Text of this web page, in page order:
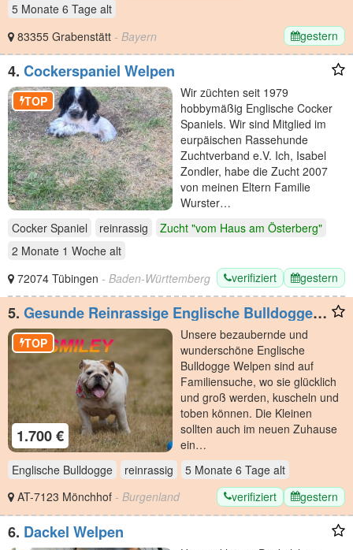
5 Monate 6 Tage alt
83355 Grabenstätt - Bayern gestern
4. Cockerspaniel Welpen
TOP
Wir züchten seit 1979
hobbymäßig Englische Cocker
Spaniels. Wir sind Mitglied im
eurpäischen Rassehunde
Zuchtverband e.V. Ich, Isabel
Zondler, habe die Zucht 2007
von meinen Eltern Familie
Wurster…
Cocker Spaniel
reinrassig
Zucht "vom Haus am Österberg"
2 Monate 1 Woche alt
72074 Tübingen - Baden-Württemberg verifiziert gestern
5. Gesunde Reinrassige Englische Bulldogge
Welpen
1.700 €
TOP
Unsere bezaubernde und
wunderschöne Englische
Bulldogge Welpen sind auf
Familiensuche, wo sie glücklich
und groß werden, kuscheln und
toben können. Die Kleinen
sollten auch im neuen Zuhause
ein…
Englische Bulldogge
reinrassig 5 Monate 6 Tage alt
AT-7123 Mönchhof - Burgenland verifiziert gestern
6. Dackel Welpen